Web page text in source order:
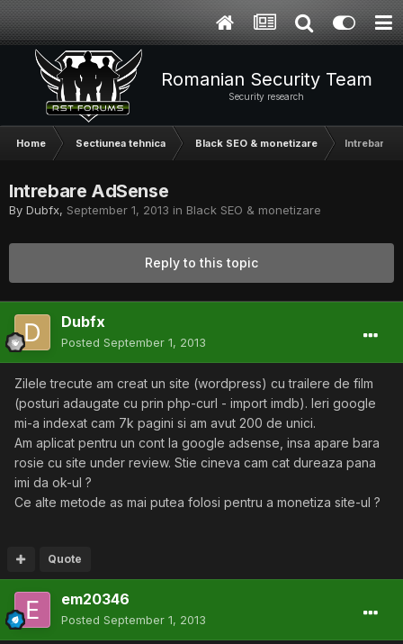
Romanian Security Team
Security research
Home Sectiunea tehnica Black SEO & monetizare Intrebare
Intrebare AdSense
By Dubfx, September 1, 2013 in Black SEO & monetizare
Reply to this topic
Dubfx
Posted September 1, 2013
Zilele trecute am creat un site (wordpress) cu trailere de film
(posturi adaugate cu prin php-curl - import imdb). Ieri google
mi-a indexat cam 7k pagini si am avut 200 de unici.
Am aplicat pentru un cont la google adsense, insa apare bara
rosie cu site under review. Stie cineva cam cat dureaza pana
imi da ok-ul ?
Ce alte metode as mai putea folosi pentru a monetiza site-ul ?
Quote
em20346
Posted September 1, 2013